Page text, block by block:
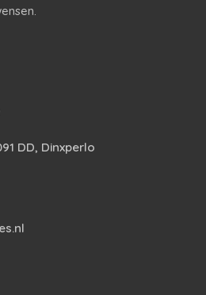
DD, Dinxperlo